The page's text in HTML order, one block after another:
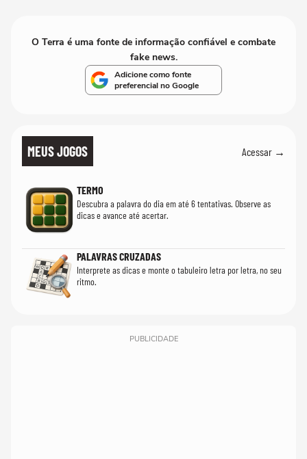
O Terra é uma fonte de informação confiável e combate
fake news.
Adicione como fonte
preferencial no Google
MEUS JOGOS Acessar →
TERMO
Descubra a palavra do dia em até 6 tentativas. Observe as
dicas e avance até acertar.
PALAVRAS CRUZADAS
Interprete as dicas e monte o tabuleiro letra por letra, no seu
ritmo.
PUBLICIDADE